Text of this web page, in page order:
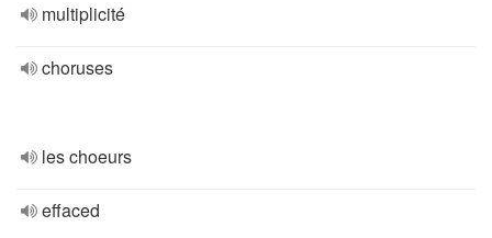
multiplicité
choruses
les choeurs
effaced